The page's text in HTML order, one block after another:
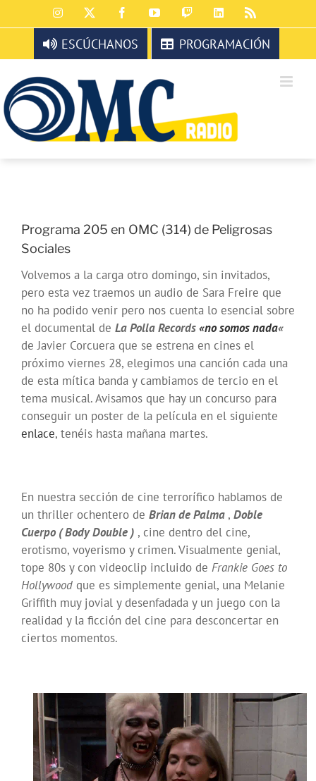
al
contenido
Instagram FacebookYouTubeTwitchLinkedIn
ESCÚCHANOS PROGRAMACIÓN
Programa 205 en OMC (314) de Peligrosas
Sociales
Volvemos a la carga otro domingo, sin invitados,
pero esta vez traemos un audio de Sara Freire que
no ha podido venir pero nos cuenta lo esencial sobre
el documental de La Polla Records«no somos nada«
de Javier Corcuera que se estrena en cines el
próximo viernes 28, elegimos una canción cada una
de esta mítica banda y cambiamos de tercio en el
tema musical. Avisamos que hay un concurso para
conseguir un poster de la película en el siguiente
enlace, tenéis hasta mañana martes.
En nuestra sección de cine terrorífico hablamos de
un thriller ochentero de Brian de Palma , Doble
Cuerpo ( Body Double ) , cine dentro del cine,
erotismo, voyerismo y crimen. Visualmente genial,
tope 80s y con videoclip incluido de Frankie Goes to
Hollywood que es simplemente genial, una Melanie
Griffith muy jovial y desenfadada y un juego con la
realidad y la ficción del cine para desconcertar en
ciertos momentos.